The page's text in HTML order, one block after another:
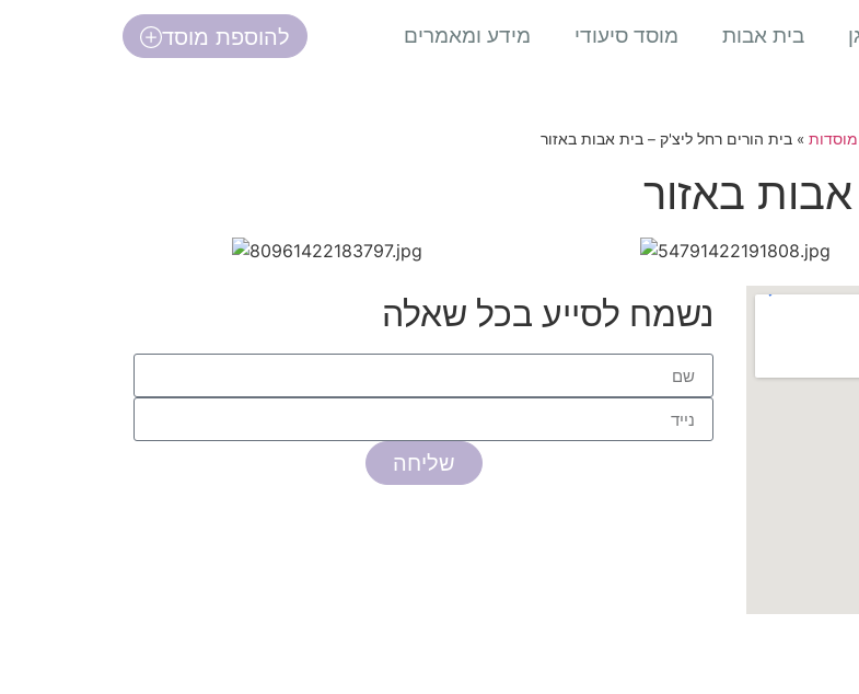
בית אבות מוסד סיעודי מידע ומאמרים
להוספת מוסד
מוסדות »בית הורים רחל ליצ'ק – בית אבות באזור
באזור
נשמח לסייע בכל שאלה
שליחה